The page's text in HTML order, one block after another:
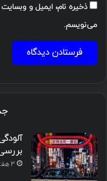
ذخیره نام، ایمیل و
می‌نویسم.
3 هفته پیش